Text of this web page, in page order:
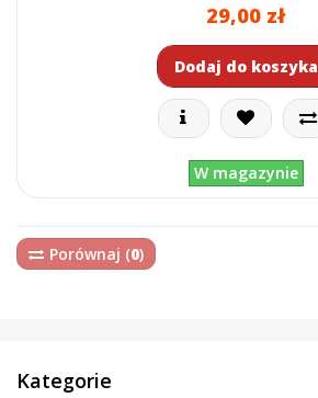
29,00 zł
Dodaj do koszyka
W magazynie
Porównaj (0)
Kategorie